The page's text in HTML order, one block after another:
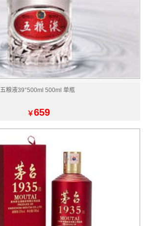
五粮液39°500ml 500ml 单瓶
￥659